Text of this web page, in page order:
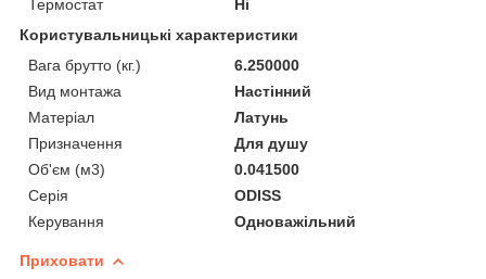
Термостат
Ні
Користувальницькі характеристики
Вага брутто (кг.)
6.250000
Вид монтажа
Настінний
Матеріал
Латунь
Призначення
Для душу
Об'єм (м3)
0.041500
Серія
ODISS
Керування
Одноважільний
Приховати